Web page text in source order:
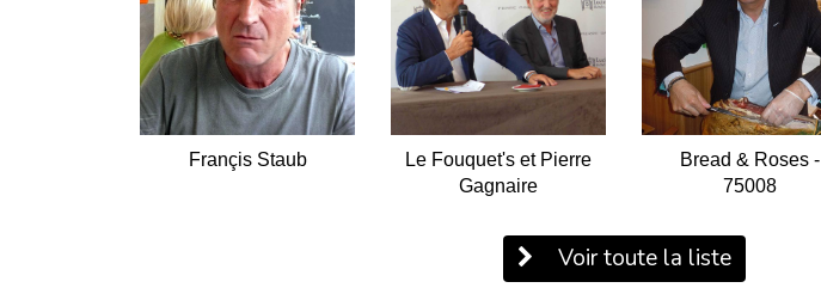
Françis Staub
Le Fouquet's et Pierre
Gagnaire
Bread & Roses -
75008
Voir toute la liste